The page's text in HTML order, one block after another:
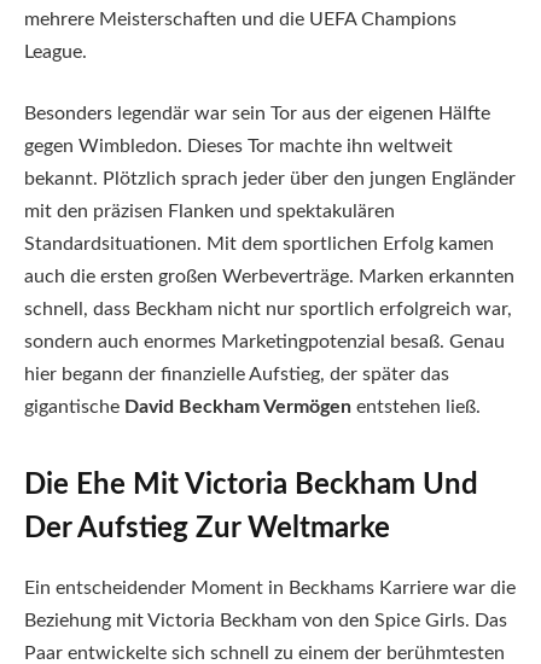
mehrere Meisterschaften und die UEFA Champions
League.
Besonders legendär war sein Tor aus der eigenen Hälfte
gegen Wimbledon. Dieses Tor machte ihn weltweit
bekannt. Plötzlich sprach jeder über den jungen Engländer
mit den präzisen Flanken und spektakulären
Standardsituationen. Mit dem sportlichen Erfolg kamen
auch die ersten großen Werbeverträge. Marken erkannten
schnell, dass Beckham nicht nur sportlich erfolgreich war,
sondern auch enormes Marketingpotenzial besaß. Genau
hier begann der finanzielle Aufstieg, der später das
gigantische David Beckham Vermögen entstehen ließ.
Die Ehe Mit Victoria Beckham Und
Der Aufstieg Zur Weltmarke
Ein entscheidender Moment in Beckhams Karriere war die
Beziehung mit Victoria Beckham von den Spice Girls. Das
Paar entwickelte sich schnell zu einem der berühmtesten